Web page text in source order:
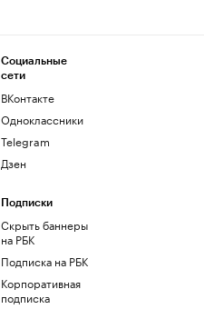
Социальные
сети
ВКонтакте
Одноклассники
Telegram
Дзен
Подписки
Скрыть баннеры
на РБК
Подписка на РБК
Корпоративная
подписка